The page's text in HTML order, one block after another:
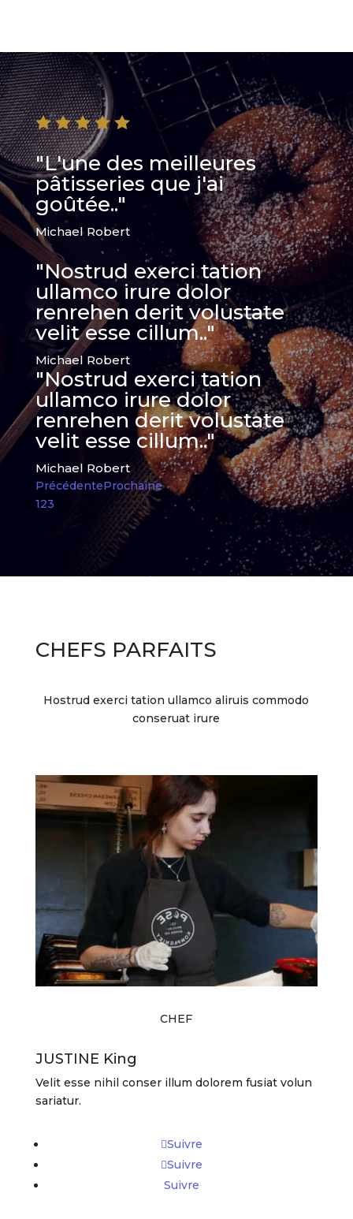
"L'une des meilleures
pâtisseries que j'ai
goûtée.."
Michael Robert
"Nostrud exerci tation
ullamco irure dolor
renrehen derit volustate
velit esse cillum.."
Michael Robert
"Nostrud exerci tation
ullamco irure dolor
renrehen derit volustate
velit esse cillum.."
Michael Robert
PrécédenteProchaine
123
CHEFS PARFAITS
Hostrud exerci tation ullamco aliruis commodo
conseruat irure
CHEF
JUSTINE King
Velit esse nihil conser illum dolorem fusiat volun
sariatur.
Suivre
Suivre
Suivre